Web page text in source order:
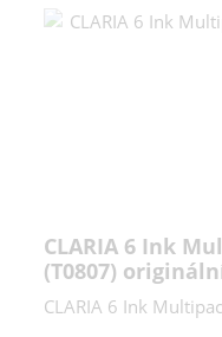
CLARIA 6 Ink
(T0807)
CLARIA 6 Ink